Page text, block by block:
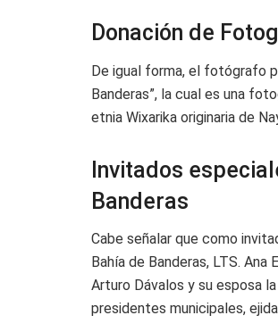
Donación de
De igual forma, el fotógrafo
Banderas”, la cual es una
etnia Wixarika originaria de
Invitados
Banderas
Cabe señalar que como
Bahía de Banderas, LTS.
Arturo Dávalos y su esposa
presidentes municipales,